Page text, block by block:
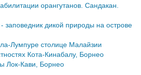
орангутанов. Сандакан.
заповедник дикой природы на острове
Лумпуре столице Малайзии
Кота-Кинабалу, Борнео
Лок-Кави, Борнео